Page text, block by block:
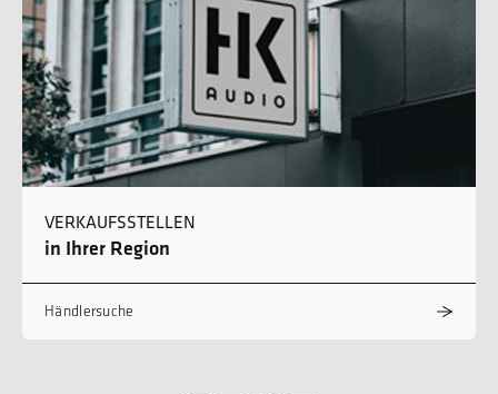
VERKAUFSSTELLEN
in Ihrer Region
Händlersuche